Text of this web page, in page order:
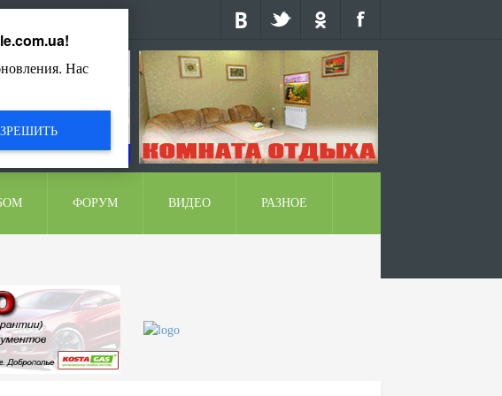
ФОРУМ ВИДЕО РАЗНОЕ
!
Нас